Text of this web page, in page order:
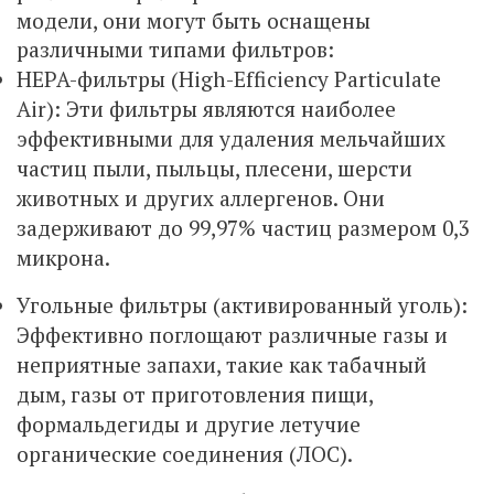
модели, они могут быть оснащены
различными типами фильтров:
HEPA-фильтры (High-Efficiency Particulate
Air): Эти фильтры являются наиболее
эффективными для удаления мельчайших
частиц пыли, пыльцы, плесени, шерсти
животных и других аллергенов. Они
задерживают до 99,97% частиц размером 0,3
микрона.
Угольные фильтры (активированный уголь):
Эффективно поглощают различные газы и
неприятные запахи, такие как табачный
дым, газы от приготовления пищи,
формальдегиды и другие летучие
органические соединения (ЛОС).